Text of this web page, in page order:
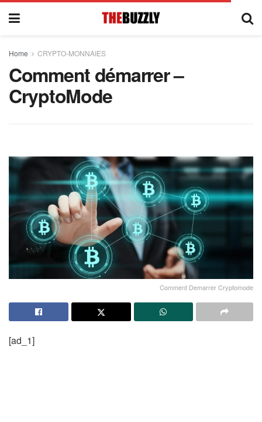
Home CRYPTO-MONNAIES
Comment démarrer –
CryptoMode
Comment Demarrer Cryptomode
[ad_1]